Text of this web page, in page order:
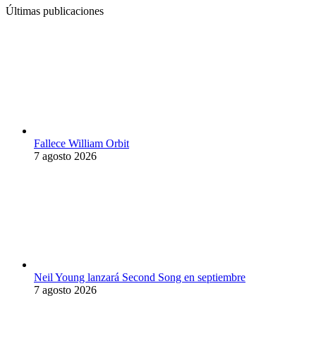
Últimas publicaciones
Fallece William Orbit
7 agosto 2026
Neil Young lanzará Second Song en septiembre
7 agosto 2026